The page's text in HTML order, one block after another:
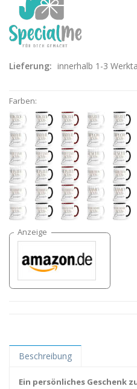
Lieferung: innerhalb 1-3
Farben:
Beschreibung
Ein persönliches Geschenk